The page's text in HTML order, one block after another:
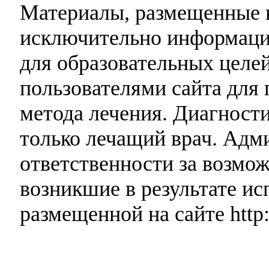
Материалы, размещенные
исключительно
для образовательных
пользователями сайта
метода лечения.
только лечащий врач.
ответственности за
возникшие в результате
размещенной на сайте